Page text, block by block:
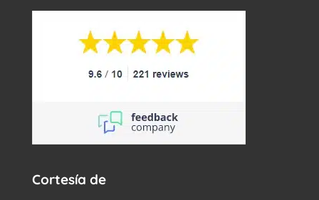
Cortesía de